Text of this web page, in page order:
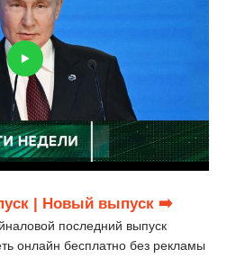
| Новый выпуск ➡️
последний выпуск
онлайн бесплатно без рекламы